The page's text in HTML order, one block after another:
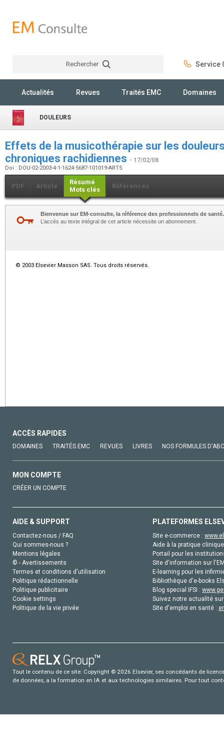
Rechercher Service
Actualités Revues Traités EMC Domaines
DOULEURS
Effets de la musicothérapie sur les
chroniques rachidiennes - 17/02/08
Doi : DOU-02-2003-4-1-1624-5687-101019-ART5
PDF Article
Résumé
Mots clés
Références
Bienvenue sur EM-consulte, la référence des professionnels de santé.
L’accès au texte intégral de cet article nécessite un abonnement.
© 2003 Elsevier Masson SAS. Tous droits réservés.
ACCÈS RAPIDES
DOMAINES TRAITÉS EMC REVUES LIVRES NOS FORMULES
MON COMPTE
CRÉER UN COMPTE
AIDE & SUPPORT
Contactez-nous / FAQ
Qui sommes-nous ?
Mentions légales
© - Avertissements
Termes et conditions d'utilisation
Politique rédactionnelle
Politique publicitaire
Cookie settings
Politique de la vie privée
PLATEFORMES
Site e-commerce :
Aide à la pratique
Portail pour les
Site d'information sur
E-learning pour les
Bibliothèque d'e-books
Blog special IFSI :
Suivez notre actualité
Site d'emploi en santé :
Tout le contenu de ce site: Copyright © 2026 Elsevier, ses concédants de
de données, a la formation en IA et aux technologies similaires. Pour tout